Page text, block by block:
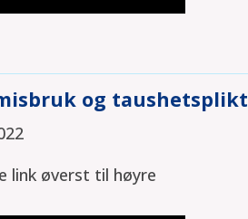
og taushetsplikt
link øverst til høyre